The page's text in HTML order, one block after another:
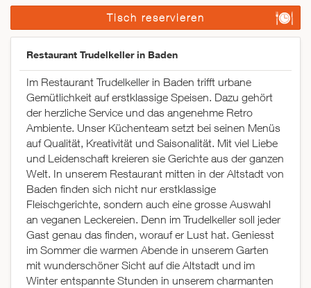
Tisch reservieren
Restaurant Trudelkeller in Baden
Im Restaurant Trudelkeller in Baden trifft urbane
Gemütlichkeit auf erstklassige Speisen. Dazu gehört
der herzliche Service und das angenehme Retro
Ambiente. Unser Küchenteam setzt bei seinen Menüs
auf Qualität, Kreativität und Saisonalität. Mit viel Liebe
und Leidenschaft kreieren sie Gerichte aus der ganzen
Welt. In unserem Restaurant mitten in der Altstadt von
Baden finden sich nicht nur erstklassige
Fleischgerichte, sondern auch eine grosse Auswahl
an veganen Leckereien. Denn im Trudelkeller soll jeder
Gast genau das finden, worauf er Lust hat. Geniesst
im Sommer die warmen Abende in unserem Garten
mit wunderschöner Sicht auf die Altstadt und im
Winter entspannte Stunden in unserem charmanten